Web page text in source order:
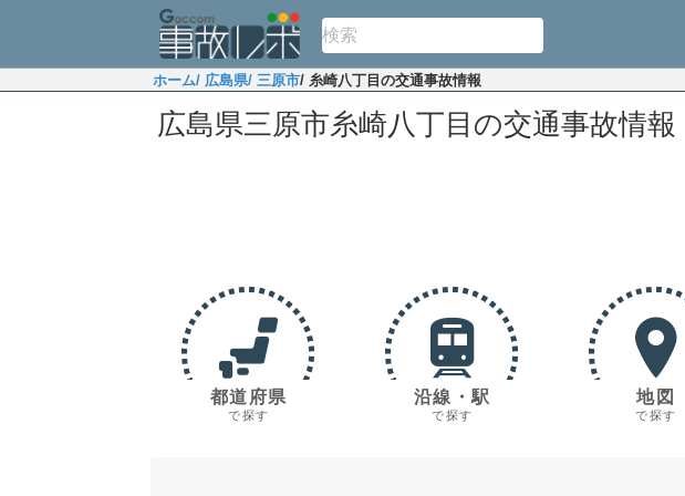
ホーム/ 広島県/ 三原市/ 糸崎八丁目の交通事故情報
広島県三原市糸崎八丁目の交通事故情報
都道府県
で探す
沿線・駅
で探す
地図
で探す